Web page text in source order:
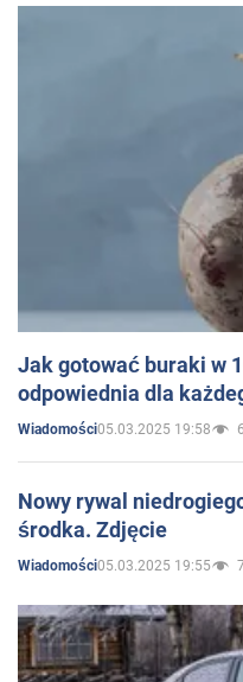
Jak gotować buraki w
odpowiednia dla
Wiadomości05.03.2025 19:58 6
Nowy rywal
środka. Zdjęcie
Wiadomości05.03.2025 19:55 7